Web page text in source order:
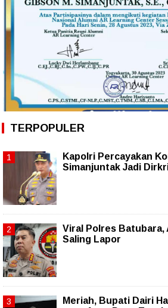
TERPOPULER
Kapolri Percayakan
Simanjuntak Jadi
Viral Polres Batubara,
Saling Lapor
Meriah, Bupati Dairi